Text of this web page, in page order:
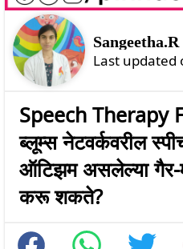
Sangeetha.R
Last updated
Speech Therapy
ब्लूम्स नेटवर्कवरील
ऑटिझम असलेल्या गैर-
करू शकते?